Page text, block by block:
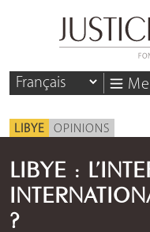
LIBYE OPINIONS
LIBYE :
?